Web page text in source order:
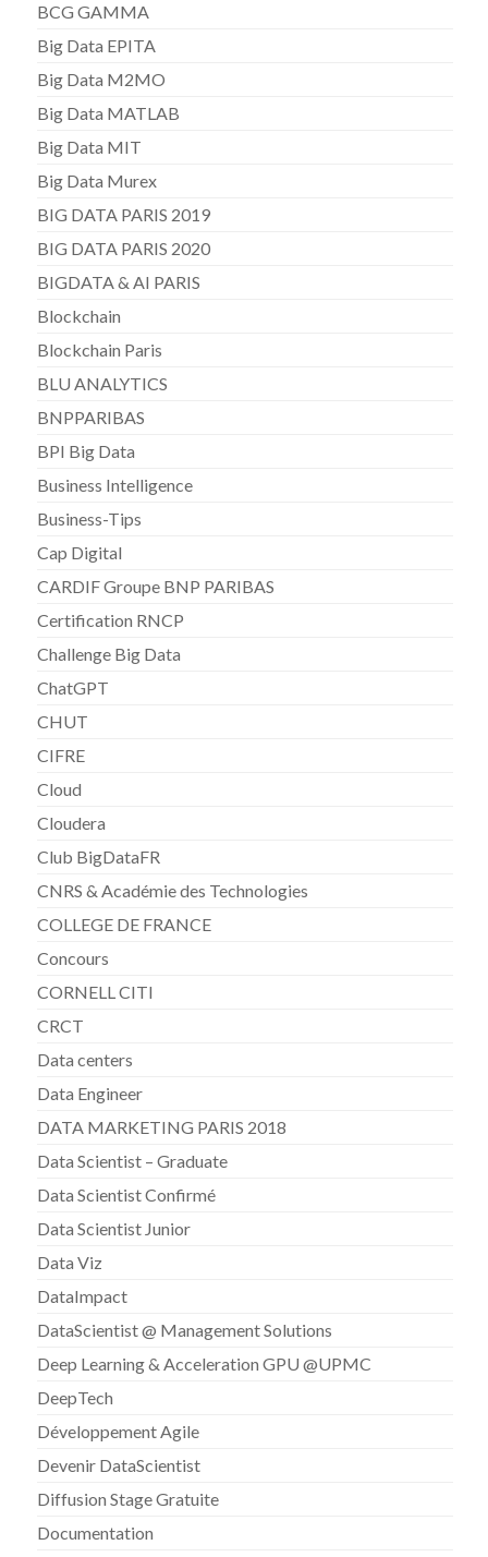
BCG GAMMA
Big Data EPITA
Big Data M2MO
Big Data MATLAB
Big Data MIT
Big Data Murex
BIG DATA PARIS 2019
BIG DATA PARIS 2020
BIGDATA & AI PARIS
Blockchain
Blockchain Paris
BLU ANALYTICS
BNPPARIBAS
BPI Big Data
Business Intelligence
Business-Tips
Cap Digital
CARDIF Groupe BNP PARIBAS
Certification RNCP
Challenge Big Data
ChatGPT
CHUT
CIFRE
Cloud
Cloudera
Club BigDataFR
CNRS & Académie des Technologies
COLLEGE DE FRANCE
Concours
CORNELL CITI
CRCT
Data centers
Data Engineer
DATA MARKETING PARIS 2018
Data Scientist – Graduate
Data Scientist Confirmé
Data Scientist Junior
Data Viz
DataImpact
DataScientist @ Management Solutions
Deep Learning & Acceleration GPU @UPMC
DeepTech
Développement Agile
Devenir DataScientist
Diffusion Stage Gratuite
Documentation